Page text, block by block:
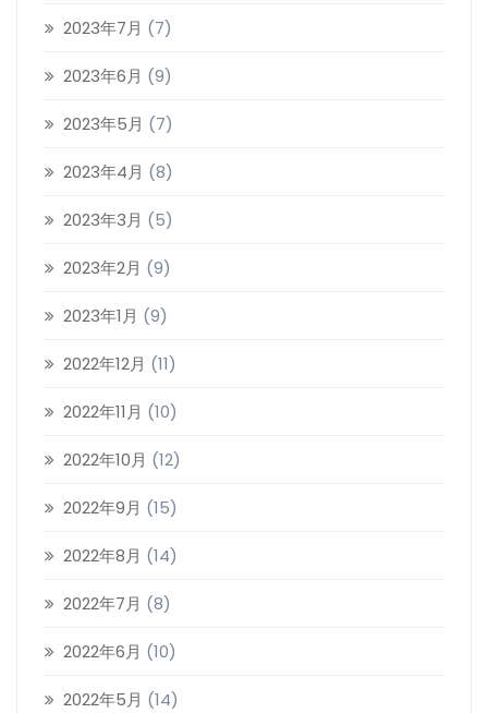
2023年7月 (7)
2023年6月 (9)
2023年5月 (7)
2023年4月 (8)
2023年3月 (5)
2023年2月 (9)
2023年1月 (9)
2022年12月 (11)
2022年11月 (10)
2022年10月 (12)
2022年9月 (15)
2022年8月 (14)
2022年7月 (8)
2022年6月 (10)
2022年5月 (14)